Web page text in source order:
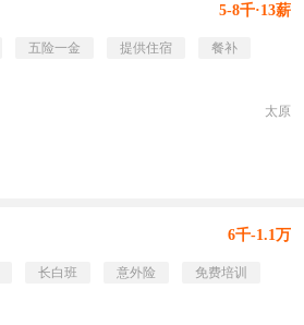
5-8千·13薪
五险一金 提供住宿
餐补
太原
6千-1.1万
长白班 意外险
免费培训